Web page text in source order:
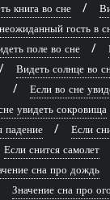
книга во сне
гость в
поле во сне
Видеть солнце во
Если во сне
увидеть сокровища
падение
Если
Если снится самолет
сна про дождь
Значение сна про